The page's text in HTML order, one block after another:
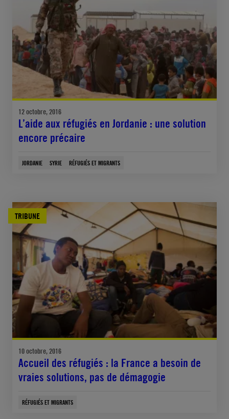
12 octobre, 2016
L’aide aux réfugiés en Jordanie : une solution
encore précaire
JORDANIE SYRIE RÉFUGIÉS ET MIGRANTS
TRIBUNE
10 octobre, 2016
Accueil des réfugiés : la France a besoin de
vraies solutions, pas de démagogie
RÉFUGIÉS ET MIGRANTS